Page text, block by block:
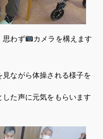
思わず カメラを構えます
ながら体操される様子を
た声に元気をもらいます